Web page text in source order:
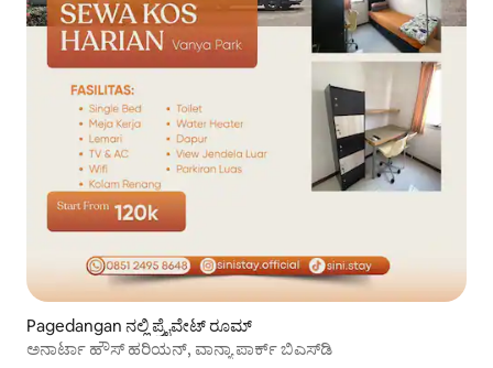
Pagedangan ನಲ್ಲಿ ಪ್ರೈವೇಟ್ ರೂಮ್
ಅನಾರ್ಟಾ ಹೌಸ್ ಹರಿಯನ್, ವಾನ್ಯಾ ಪಾರ್ಕ್ ಬಿಎಸ್‌ಡಿ